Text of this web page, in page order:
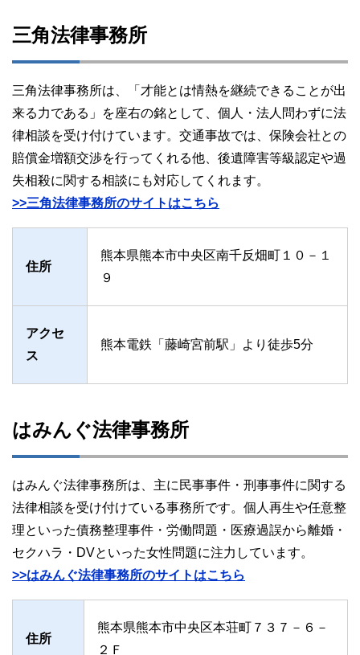
三角法律事務所
三角法律事務所は、「才能とは情熱を継続できることが出
来る力である」を座右の銘として、個人・法人問わずに法
律相談を受け付けています。交通事故では、保険会社との
賠償金増額交渉を行ってくれる他、後遺障害等級認定や過
失相殺に関する相談にも対応してくれます。
>>三角法律事務所のサイトはこちら
住所
熊本県熊本市中央区南千反畑町１０－１
９
アクセ
ス
熊本電鉄「藤崎宮前駅」より徒歩5分
はみんぐ法律事務所
はみんぐ法律事務所は、主に民事事件・刑事事件に関する
法律相談を受け付けている事務所です。個人再生や任意整
理といった債務整理事件・労働問題・医療過誤から離婚・
セクハラ・DVといった女性問題に注力しています。
>>はみんぐ法律事務所のサイトはこちら
住所
熊本県熊本市中央区本荘町７３７－６－
２Ｆ